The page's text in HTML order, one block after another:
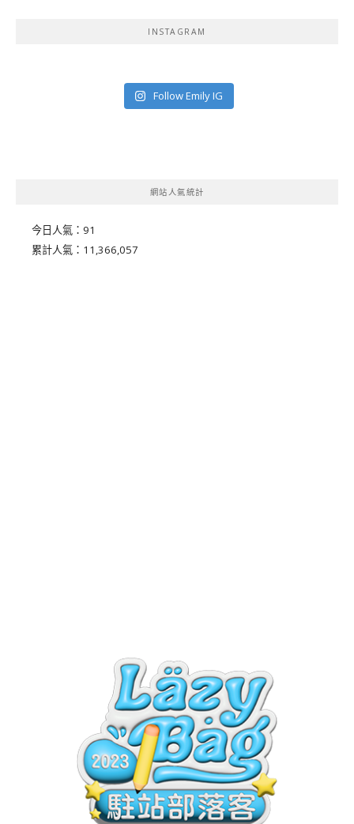
INSTAGRAM
Follow Emily IG
網站人氣統計
今日人氣： 91
累計人氣： 11,366,057